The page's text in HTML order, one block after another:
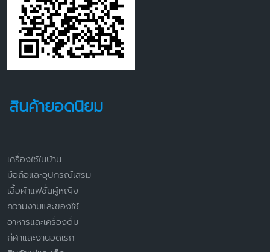
สินค้ายอดนิยม
เครื่องใช้ในบ้าน
มือถือและอุปกรณ์เสริม
เสื้อผ้าแฟชั่นผู้หญิง
ความงามและของใช้
อาหารและเครื่องดื่ม
กีฬาและงานอดิเรก